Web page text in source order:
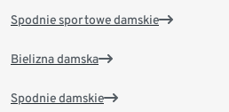
Spodnie sportowe damskie
Bielizna damska
Spodnie damskie